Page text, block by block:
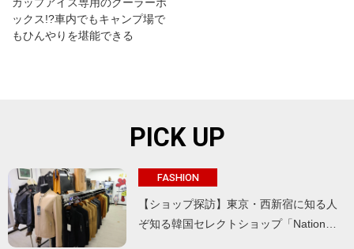
ックス!?車内でもキャンプ場で
もひんやりを堪能できる
PICK UP
FASHION
【ショップ探訪】東京・西新宿に知る人
ぞ知る韓国セレクトショップ「Nation…